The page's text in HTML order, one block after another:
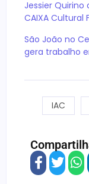
Jessier Quirino
CAIXA Cultural
São João no
gera trabalho
IAC